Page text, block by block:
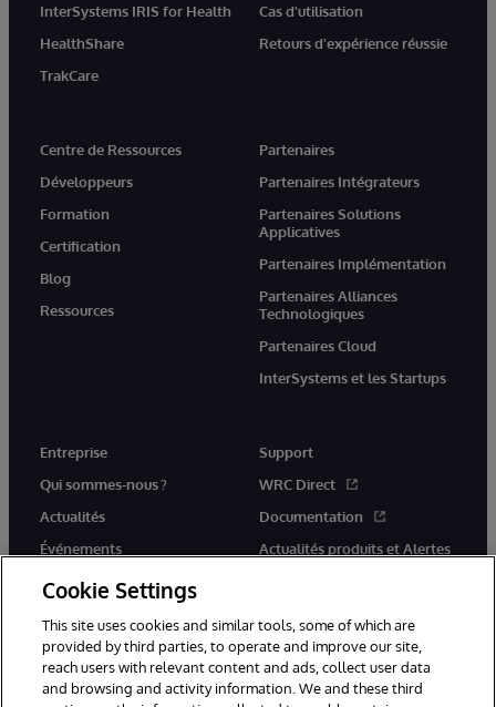
InterSystems IRIS for Health
HealthShare
TrakCare
Cas d'utilisation
Retours d'expérience réussie
Centre de Ressources
Développeurs
Formation
Certification
Blog
Ressources
Partenaires
Partenaires Intégrateurs
Partenaires Solutions
Applicatives
Partenaires Implémentation
Partenaires Alliances
Technologiques
Partenaires Cloud
InterSystems et les Startups
Entreprise
Qui sommes-nous ?
Actualités
Événements
Rejoignez-nous
Support
WRC Direct
Documentation
Actualités produits et Alertes
Cookie Settings
This site uses cookies and similar tools, some of which are
provided by third parties, to operate and improve our site,
reach users with relevant content and ads, collect user data
and browsing and activity information. We and these third